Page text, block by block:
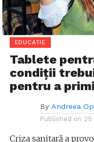
EDUCATIE
Tablete
condiții
pentru a
By Andreea
Published on 25
Criza sanitară a